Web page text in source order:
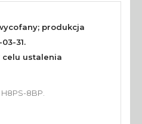
produkcja
31.
celu ustalenia
8BP.